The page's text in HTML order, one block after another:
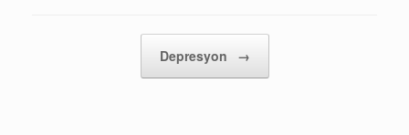
Depresyon →